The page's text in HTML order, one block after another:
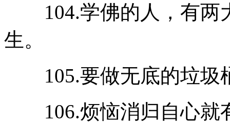
104.学佛的人，有两
生。
105.要做无底的垃圾
106.烦恼消归自心就